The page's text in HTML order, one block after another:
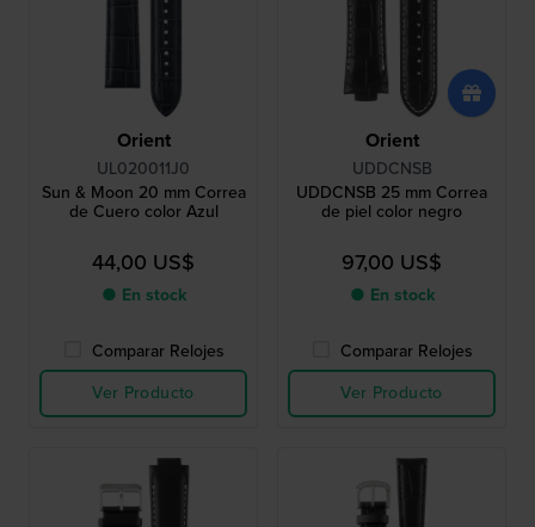
Orient
UL020011J0
Sun & Moon 20 mm Correa
de Cuero color Azul
44,00 US$
● En stock
Comparar Relojes
Ver Producto
Orient
UDDCNSB
UDDCNSB 25 mm Correa
de piel color negro
97,00 US$
● En stock
Comparar Relojes
Ver Producto